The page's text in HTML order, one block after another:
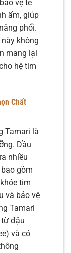
vệ tế
ấm, giúp
phổi.
không
mang lại
hệ tim
Chất
Tamari là
Dầu
nhiều
gồm
tim
và bảo vệ
Tamari
đậu
và có